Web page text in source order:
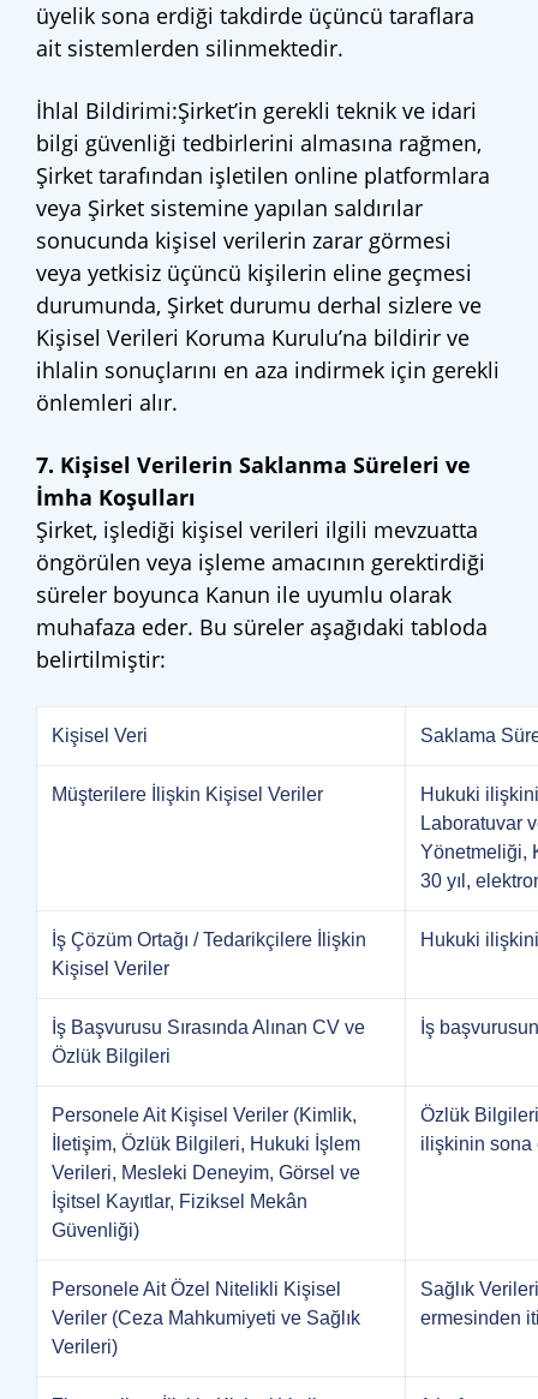
üyelik sona erdiği takdirde üçüncü taraflara
ait sistemlerden silinmektedir.
İhlal Bildirimi:Şirket’in gerekli teknik ve idari
bilgi güvenliği tedbirlerini almasına rağmen,
Şirket tarafından işletilen online platformlara
veya Şirket sistemine yapılan saldırılar
sonucunda kişisel verilerin zarar görmesi
veya yetkisiz üçüncü kişilerin eline geçmesi
durumunda, Şirket durumu derhal sizlere ve
Kişisel Verileri Koruma Kurulu’na bildirir ve
ihlalin sonuçlarını en aza indirmek için gerekli
önlemleri alır.
7. Kişisel Verilerin Saklanma Süreleri ve
İmha Koşulları
Şirket, işlediği kişisel verileri ilgili mevzuatta
öngörülen veya işleme amacının gerektirdiği
süreler boyunca Kanun ile uyumlu olarak
muhafaza eder. Bu süreler aşağıdaki tabloda
belirtilmiştir:
Kişisel Veri Saklama
Müşterilere İlişkin Kişisel Veriler
Hukuki
Laboratuvar
Yönetmeliği,
30 yıl,
İş Çözüm Ortağı / Tedarikçilere İlişkin
Kişisel Veriler
Hukuki
İş Başvurusu Sırasında Alınan CV ve
Özlük Bilgileri
İş
Personele Ait Kişisel Veriler (Kimlik,
İletişim, Özlük Bilgileri, Hukuki İşlem
Verileri, Mesleki Deneyim, Görsel ve
İşitsel Kayıtlar, Fiziksel Mekân
Güvenliği)
Özlük
ilişkinin sona
Personele Ait Özel Nitelikli Kişisel
Veriler (Ceza Mahkumiyeti ve Sağlık
Verileri)
Sağlık
ermesinden